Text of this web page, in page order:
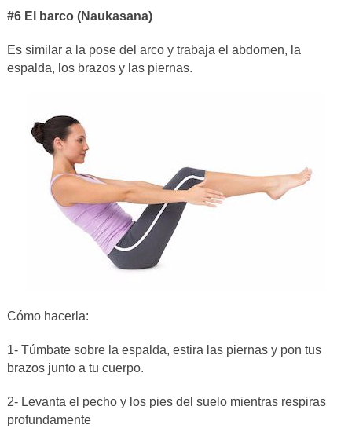
#6 El barco (Naukasana)
Es similar a la pose del arco y trabaja el abdomen, la
espalda, los brazos y las piernas.
Cómo hacerla:
1- Túmbate sobre la espalda, estira las piernas y pon tus
brazos junto a tu cuerpo.
2- Levanta el pecho y los pies del suelo mientras respiras
profundamente